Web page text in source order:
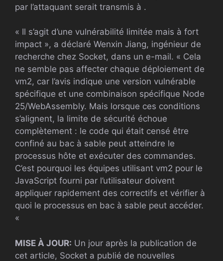
par l’attaquant serait transmis à .
« Il s’agit d’une vulnérabilité limitée mais à fort
impact », a déclaré Wenxin Jiang, ingénieur de
recherche chez Socket, dans un e-mail. « Cela
ne semble pas affecter chaque déploiement de
vm2, car l’avis indique une version vulnérable
spécifique et une combinaison spécifique Node
25/WebAssembly. Mais lorsque ces conditions
s’alignent, la limite de sécurité échoue
complètement : le code qui était censé être
confiné au bac à sable peut atteindre le
processus hôte et exécuter des commandes.
C’est pourquoi les équipes utilisant vm2 pour le
JavaScript fourni par l’utilisateur doivent
appliquer rapidement des correctifs et vérifier à
quoi le processus en bac à sable peut accéder.
«
MISE À JOUR: Un jour après la publication de
cet article, Socket a publié de nouvelles